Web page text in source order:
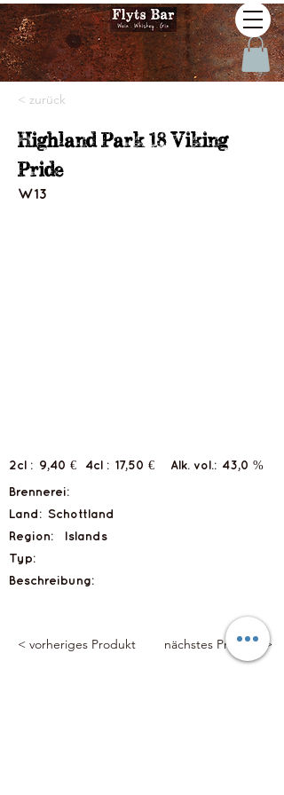
< zurück
Highland Park 18 Viking
Pride
W13
2cl : 9,40 € 4cl : Alk. vol.: 43,0 %
17,50 €
Brennerei:
Land: Schottland
Region:
Islands
Typ:
Beschreibung:
< vorheriges Produkt nächstes Produkt >